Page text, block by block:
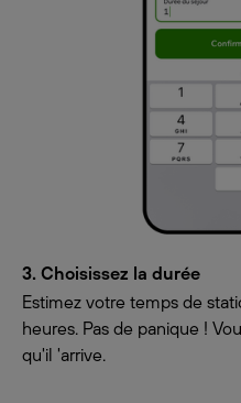
3. Choisissez la durée
Estimez votre temps de
heures. Pas de panique !
qu'il 'arrive.